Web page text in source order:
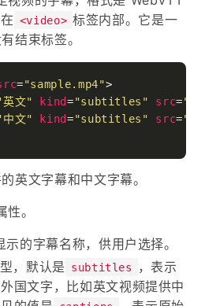
<video> 标签内部。它是一
结束标签。
="sample.mp4">
英文" kind="subtitles" src=
中文" kind="subtitles" src=
英文字幕和中文字幕。
。
示的字幕名称，供用户选择。
，默认是 subtitles
，表示
国文字，比如英文视频提供中